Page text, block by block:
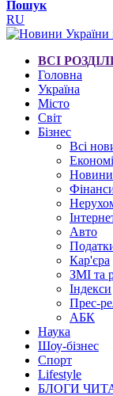
Пошук
RU
ВСІ
Головна
Україна
Місто
Світ
Бізнес
Всі
Новини
Авто
Кар'єра
ЗМІ та
Індекси
Прес-
АБК
Наука
Шоу-бізнес
Спорт
Lifestyle
БЛОГИ